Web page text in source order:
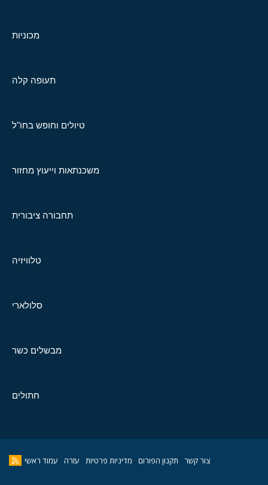
מכוניות
תעופה קלה
טיולים וחופש בחו"ל
משכנתאות וייעוץ מחזור
תחבורה ציבורית
טלוויזיה
סלולארי
מבשלים כשר
חתולים
צור קשר תקנון הפורום מדיניות פרטיות עזרה עמוד ראשי